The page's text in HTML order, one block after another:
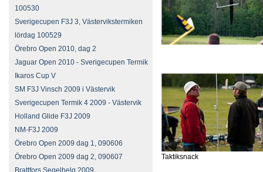
100530
Sverigecupen F3J 3, Västervikstermiken
lördag 100529
Örebro Open 2010, dag 2
Jaguar Open 2010 - Sverigecupen Termik
Ikaros Cup V
SM F3J Vinsch 2009 i Västervik
Sverigecupen Termik 4 2009 - Västervik
Holland Glide F3J 2009
NM-F3J 2009
Örebro Open 2009 dag 1, 090606
Örebro Open 2009 dag 2, 090607
Brattfors Segelhelg 2009
Taktiksnack